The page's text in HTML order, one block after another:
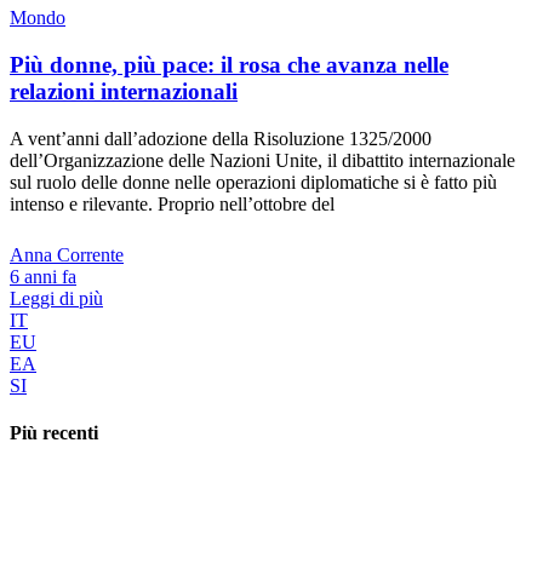
Mondo
Più donne, più pace: il rosa che avanza nelle
relazioni internazionali
A vent’anni dall’adozione della Risoluzione 1325/2000
dell’Organizzazione delle Nazioni Unite, il dibattito internazionale
sul ruolo delle donne nelle operazioni diplomatiche si è fatto più
intenso e rilevante. Proprio nell’ottobre del
Anna Corrente
6 anni fa
Leggi di più
IT
EU
EA
SI
Più recenti